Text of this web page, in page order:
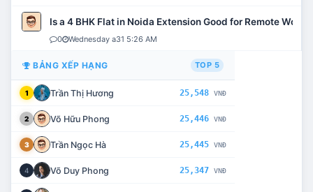
Is a 4 BHK Flat in Noida Extension Good for Remote Work?
0 Wednesday a31 5:26 AM
BẢNG XẾP HẠNG TOP 5
1 Trần Thị Hương 25,548 VNĐ
2 Võ Hữu Phong 25,446 VNĐ
3 Trần Ngọc Hà 25,445 VNĐ
4 Võ Duy Phong 25,347 VNĐ